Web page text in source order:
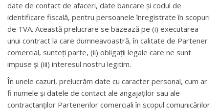
date de contact de afaceri, date bancare și codul de
identificare fiscală, pentru persoanele înregistrate în scopuri
de TVA. Această prelucrare se bazează pe (i) executarea
unui contract la care dumneavoastră, în calitate de Partener
comercial, sunteți parte, (ii) obligații legale care ne sunt
impuse și (iii) interesul nostru legitim.
În unele cazuri, prelucrăm date cu caracter personal, cum ar
fi numele și datele de contact ale angajaților sau ale
contractanților Partenerilor comerciali în scopul comunicărilor